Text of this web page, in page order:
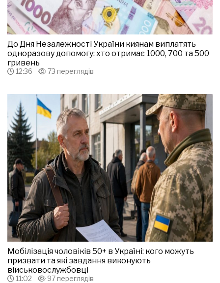
До Дня Незалежності України киянам виплатять
одноразову допомогу: хто отримає 1000, 700 та 500
гривень
12:36 73 переглядів
Мобілізація чоловіків 50+ в Україні: кого можуть
призвати та які завдання виконують
військовослужбовці
11:02 97 переглядів